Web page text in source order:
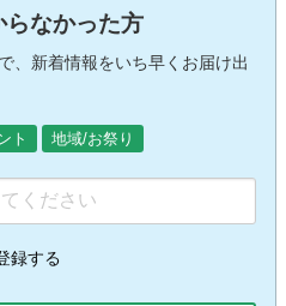
らなかった方
、新着情報をいち早くお届け出
ト 地域/お祭り
録する